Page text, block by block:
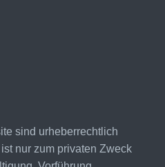
sind urheberrechtlich
nur zum privaten Zweck